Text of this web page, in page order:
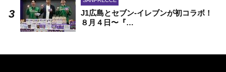
J1広島とセブン-イレブンが初コラボ！
８月４日〜『…